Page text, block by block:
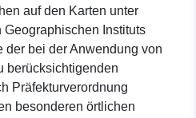
auf den Karten unter
Instituts
der bei der Anwendung von
berücksichtigenden
Präfekturverordnung
besonderen örtlichen